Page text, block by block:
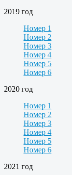
2019 год
Номер 1
Номер 2
Номер 3
Номер 4
Номер 5
Номер 6
2020 год
Номер 1
Номер 2
Номер 3
Номер 4
Номер 5
Номер 6
2021 год